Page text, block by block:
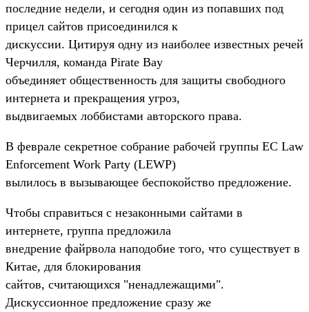
последние недели, и сегодня один из попавших под
прицел сайтов присоединился к
дискуссии. Цитируя одну из наиболее известных речей
Черчилля, команда Pirate Bay
объединяет общественность для защиты свободного
интернета и прекращения угроз,
выдвигаемых лоббистами авторского права.
В феврале секретное собрание рабочей группы ЕС Law
Enforcement Work Party (LEWP)
вылилось в вызывающее беспокойство предложение.
Чтобы справиться с незаконными сайтами в
интернете, группа предложила
внедрение файрвола наподобие того, что существует в
Китае, для блокирования
сайтов, считающихся "ненадлежащими".
Дискуссионное предложение сразу же